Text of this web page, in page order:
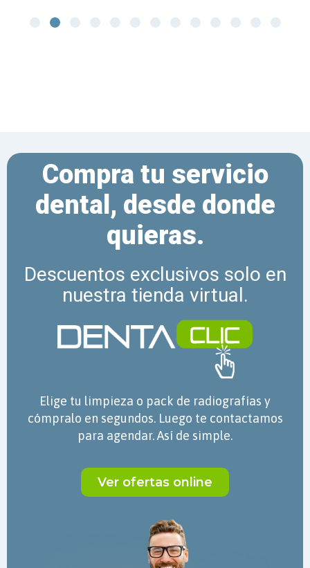
Compra tu servicio
dental, desde donde
quieras.
Descuentos exclusivos solo en
nuestra tienda virtual.
Elige tu limpieza o pack de radiografías y
cómpralo en segundos. Luego te contactamos
para agendar. Así de simple.
Ver ofertas online